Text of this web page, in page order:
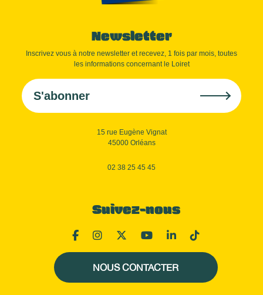
Newsletter
Inscrivez vous à notre newsletter et recevez, 1 fois par mois, toutes
les informations concernant le Loiret
S'abonner
15 rue Eugène Vignat
45000 Orléans
02 38 25 45 45
Suivez-nous
NOUS CONTACTER